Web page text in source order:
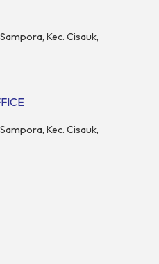
di kota-kota besar, termasuk di
Kec. Cisauk,
Kec. Cisauk,